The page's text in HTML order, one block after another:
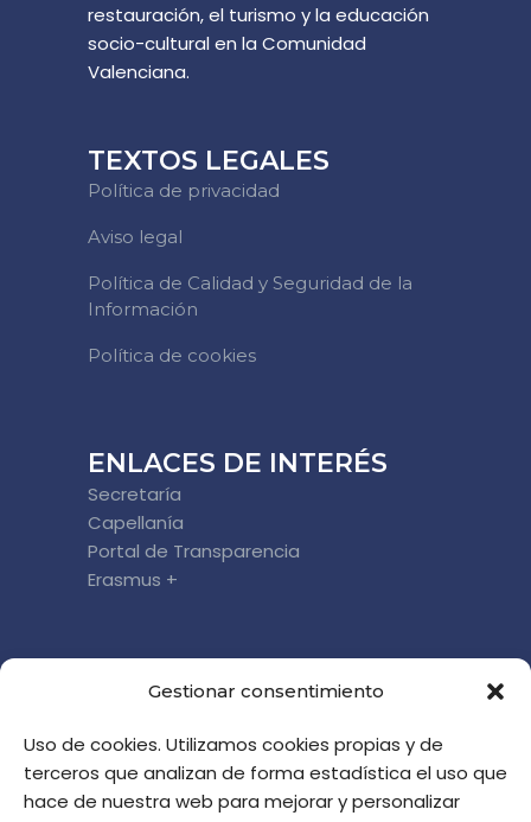
Gestionar consentimiento
Uso de cookies. Utilizamos cookies propias y de
terceros que analizan de forma estadística el uso que
hace de nuestra web para mejorar y personalizar
restauración, el turismo y la educación
socio-cultural en la Comunidad
Valenciana.
TEXTOS LEGALES
Política de privacidad
Aviso legal
Política de Calidad y Seguridad de la
Información
Política de cookies
ENLACES DE INTERÉS
Secretaría
Capellanía
Portal de Transparencia
Erasmus +
DÓNDE ESTAMOS
informacion@altaviana.com
HORARIO DE ATENCIÓN EN JULIO: